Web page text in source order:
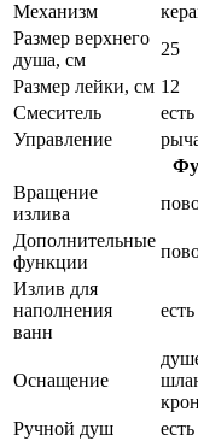
Механизм
Размер верхнего
душа, см
25
Размер лейки, см 12
Смеситель
есть
Управление
Вращение
излива
Дополнительные
функции
Излив для
наполнения
ванн
есть
Оснащение
Ручной душ
есть